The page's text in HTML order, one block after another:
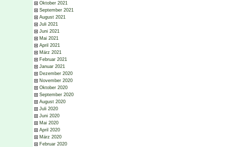
Oktober 2021
September 2021
August 2021
Juli 2021
Juni 2021
Mai 2021
April 2021
März 2021
Februar 2021
Januar 2021
Dezember 2020
November 2020
Oktober 2020
September 2020
August 2020
Juli 2020
Juni 2020
Mai 2020
April 2020
März 2020
Februar 2020